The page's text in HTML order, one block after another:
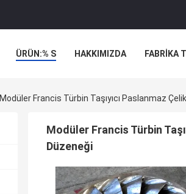
ÜRÜN:% S HAKKIMIZDA FABRIKA
Modüler Francis Türbin Taşıyıcı Paslanmaz
Modüler Francis Türbin
Düzeneği